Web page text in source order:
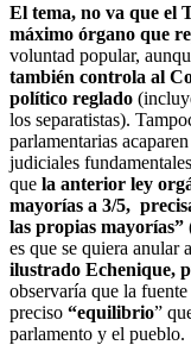
El tema, no va que el
máximo órgano que
voluntad popular,
también controla al
político reglado
los separatistas).
parlamentarias
judiciales
que la anterior ley
mayorías a 3/5,
las propias mayorías”
es que se quiera anular
ilustrado Echenique,
observaría que la
preciso “equilibrio”
parlamento y el pueblo.